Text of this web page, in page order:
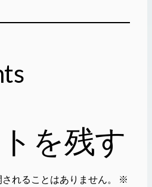
を残す
れることはありません。
※